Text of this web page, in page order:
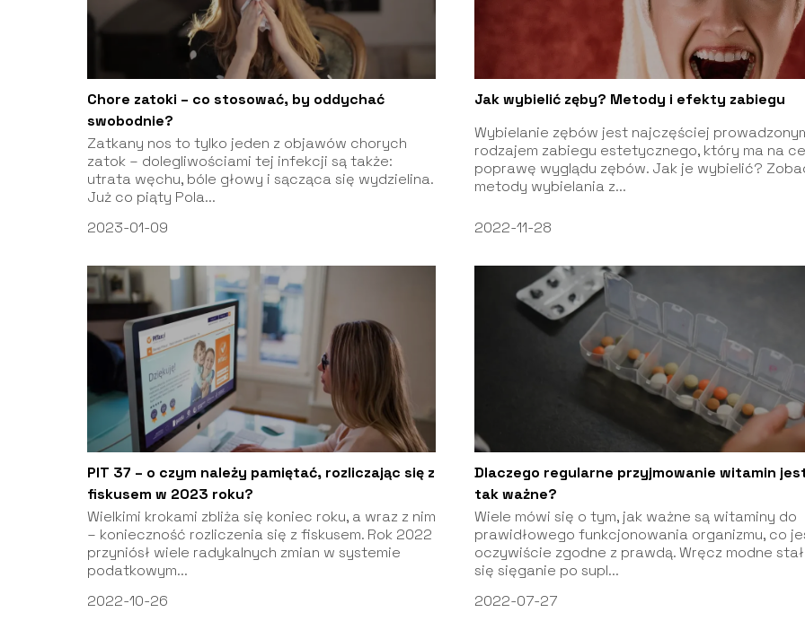
Chore zatoki – co stosować, by oddychać
swobodnie?
Zatkany nos to tylko jeden z objawów chorych
zatok – dolegliwościami tej infekcji są także:
utrata węchu, bóle głowy i sącząca się wydzielina.
Już co piąty Pola...
2023-01-09
Jak wybielić zęby? Metody i efekty zabiegu
Wybielanie zębów jest najczęściej
rodzajem zabiegu estetycznego, który ma na
poprawę wyglądu zębów. Jak je wybielić?
metody wybielania z...
2022-11-28
PIT 37 – o czym należy pamiętać, rozliczając się z
fiskusem w 2023 roku?
Wielkimi krokami zbliża się koniec roku, a wraz z nim
– konieczność rozliczenia się z fiskusem. Rok 2022
przyniósł wiele radykalnych zmian w systemie
podatkowym...
2022-10-26
Dlaczego regularne przyjmowanie witamin
tak ważne?
Wiele mówi się o tym, jak ważne są witaminy do
prawidłowego funkcjonowania organizmu, co
oczywiście zgodne z prawdą. Wręcz modne
się sięganie po supl...
2022-07-27